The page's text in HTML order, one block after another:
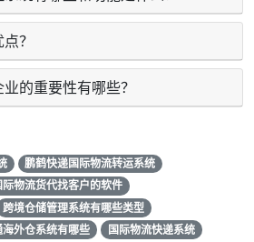
？
的重要性有哪些？
鹏鹤快递国际物流转运系统
际物流货代找客户的软件
跨境仓储管理系统有哪些类型
海外仓系统有哪些
国际物流快递系统